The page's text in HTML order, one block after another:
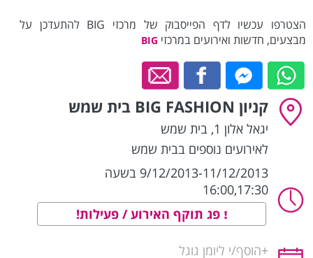
הצטרפו עכשיו לדף הפייסבוק של מרכזי BIG להתעדכן על
מבצעים, חדשות ואירועים במרכזי BIG
קניון BIG FASHION בית שמש
יגאל אלון 1 , בית שמש
לאירועים נוספים בבית שמש
9/12/2013-11/12/2013 בשעה
16:00,17:30
פג תוקף האירוע / פעילות!
+הוסף/י ליומן גוגל